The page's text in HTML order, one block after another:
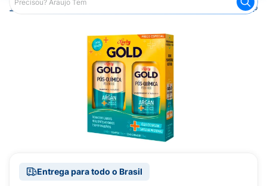
Araujo Cabelo Cabelos de Todos os Tipos
Entrega para todo o Brasil